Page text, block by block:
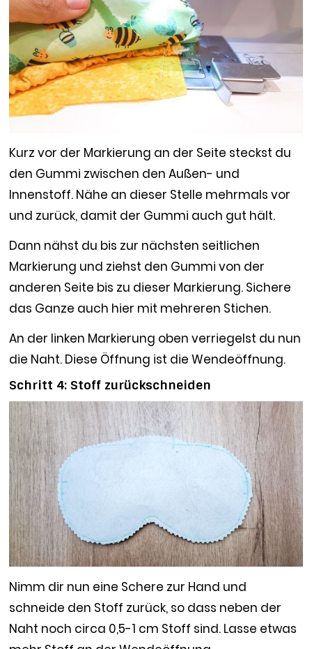
Kurz vor der Markierung an der Seite steckst du
den Gummi zwischen den Außen- und
Innenstoff. Nähe an dieser Stelle mehrmals vor
und zurück, damit der Gummi auch gut hält.
Dann nähst du bis zur nächsten seitlichen
Markierung und ziehst den Gummi von der
anderen Seite bis zu dieser Markierung. Sichere
das Ganze auch hier mit mehreren Stichen.
An der linken Markierung oben verriegelst du nun
die Naht. Diese Öffnung ist die Wendeöffnung.
Schritt 4: Stoff zurückschneiden
Nimm dir nun eine Schere zur Hand und
schneide den Stoff zurück, so dass neben der
Naht noch circa 0,5-1 cm Stoff sind. Lasse etwas